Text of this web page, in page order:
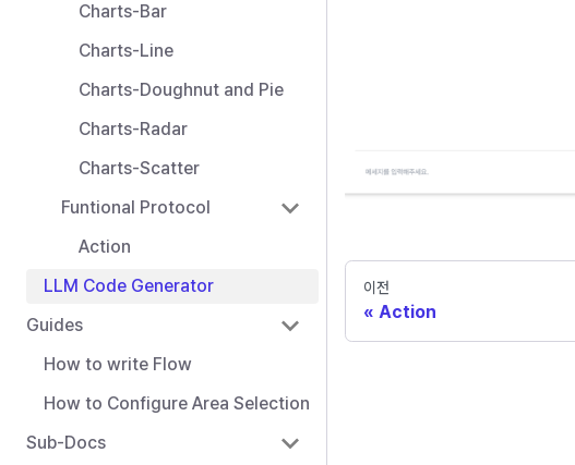
Charts-Bar
Charts-Line
Charts-Doughnut and Pie
Charts-Radar
Charts-Scatter
Funtional Protocol
Action
LLM Code Generator
Guides
How to write Flow
How to Configure Area Selection
Sub-Docs
이전
Action